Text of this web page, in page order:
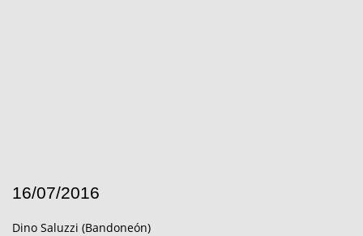
16/07/2016
Dino Saluzzi (Bandoneón)